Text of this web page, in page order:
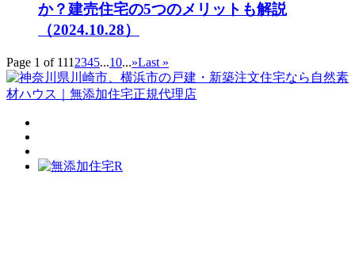
か？建売住宅の5つのメリットも解説
（2024.10.28）
Page 1 of 111 2345...10...»Last »